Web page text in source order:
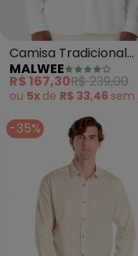
Camisa Tradicional
Viscolinho (Branco)
MALWEE
R$ 167,30R$ 239,00
ou 5x de R$ 33,46 sem
-35%